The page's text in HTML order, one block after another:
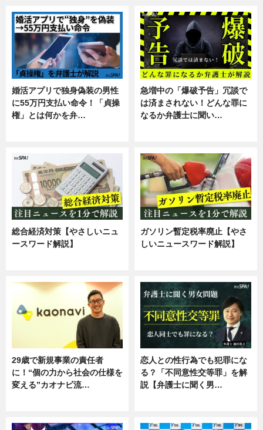
婚活アプリで独身偽装の男性
に55万円支払い命令！「貞操
権」とは何かを弁…
急増中の「爆破予告」冗談で
は済まされない！どんな罪に
なるか弁護士に聞い…
総合経済対策【やさしいニュ
ースワード解説】
ガソリン暫定税率廃止【やさ
しいニュースワード解説】
29歳で新規事業の責任者
に！“個の力から社会の仕様を
変える”カオナビ流…
恋人との性行為でも犯罪にな
る？「不同意性交等罪」を解
説【弁護士に聞く男…